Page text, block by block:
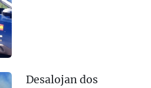
Desalojan dos